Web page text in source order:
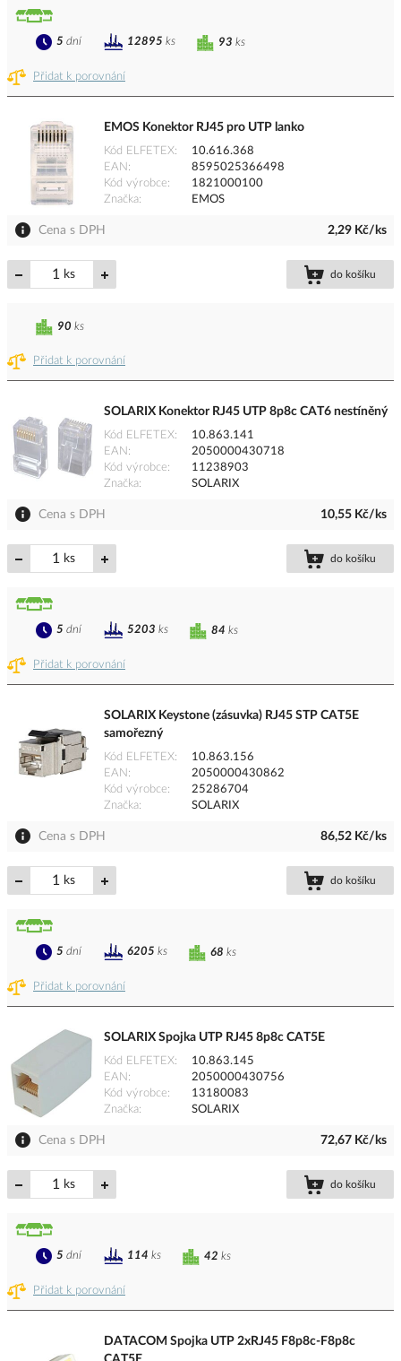
Přidat k porovnání
93 ks
5 dní 12895 ks
EMOS Konektor RJ45 pro UTP lanko
Kód ELFETEX
10.616.368
EAN
8595025366498
Kód výrobce
1821000100
Značka
EMOS
Cena s DPH 2,29 Kč/ks
ks do košíku
Přidat k porovnání
90 ks
SOLARIX Konektor RJ45 UTP 8p8c CAT6 nestíněný
Kód ELFETEX
10.863.141
EAN
2050000430718
Kód výrobce
11238903
Značka
SOLARIX
Cena s DPH 10,55 Kč/ks
ks do košíku
Přidat k porovnání
84 ks
5 dní 5203 ks
SOLARIX Keystone (zásuvka) RJ45 STP CAT5E
samořezný
Kód ELFETEX
10.863.156
EAN
2050000430862
Kód výrobce
25286704
Značka
SOLARIX
Cena s DPH 86,52 Kč/ks
ks do košíku
Přidat k porovnání
68 ks
5 dní 6205 ks
SOLARIX Spojka UTP RJ45 8p8c CAT5E
Kód ELFETEX
10.863.145
EAN
2050000430756
Kód výrobce
13180083
Značka
SOLARIX
Cena s DPH 72,67 Kč/ks
ks do košíku
Přidat k porovnání
42 ks
5 dní 114 ks
DATACOM Spojka UTP 2xRJ45 F8p8c-F8p8c